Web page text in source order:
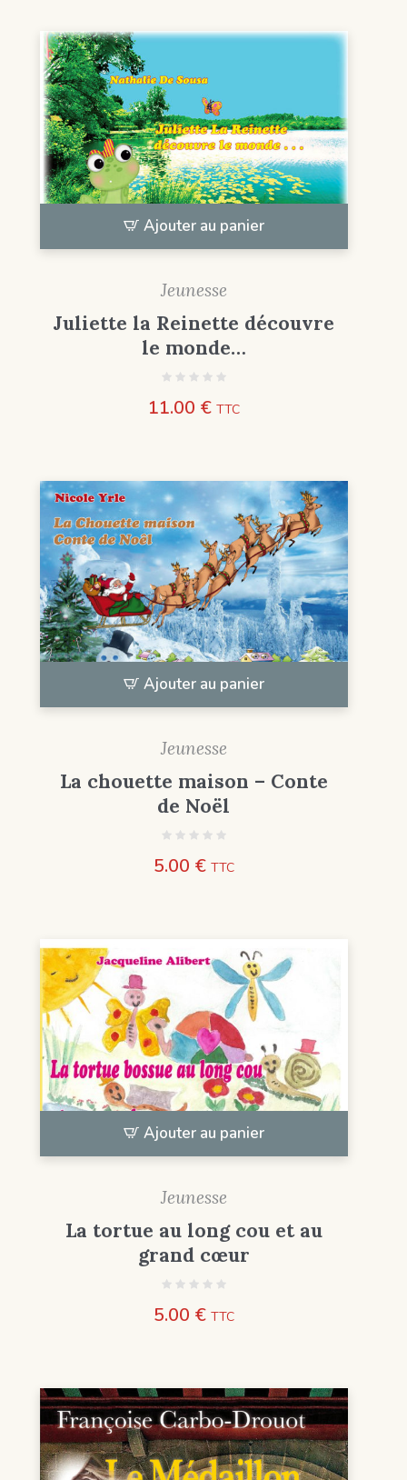
Ajouter au panier
Jeunesse
Juliette la Reinette découvre
le monde…
11.00 € TTC
Ajouter au panier
Jeunesse
La chouette maison – Conte
de Noël
5.00 € TTC
Ajouter au panier
Jeunesse
La tortue au long cou et au
grand cœur
5.00 € TTC